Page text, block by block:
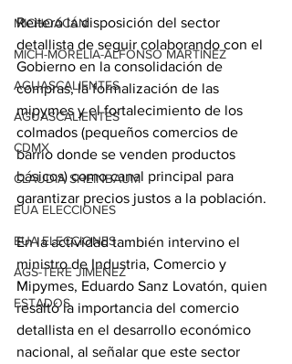
MICHOACÁN
MICH-MORELIA-ALFONSO MARTÍNEZ
AGUASCALIENTES
AGUASCALIENTES
CDMX
CLAUDIA SHEINBAUM
EUA ELECCIONES
EUA ELECCIONES
AGS-TERE JIMÉNEZ
ESTADOS
Reiteró la disposición del sector
detallista de seguir colaborando con el
Gobierno en la consolidación de
compras, la formalización de las
mipymes y el fortalecimiento de los
colmados (pequeños comercios de
barrio donde se venden productos
básicos) como canal principal para
garantizar precios justos a la población.
En la actividad también intervino el
ministro de Industria, Comercio y
Mipymes, Eduardo Sanz Lovatón, quien
resaltó la importancia del comercio
detallista en el desarrollo económico
nacional, al señalar que este sector